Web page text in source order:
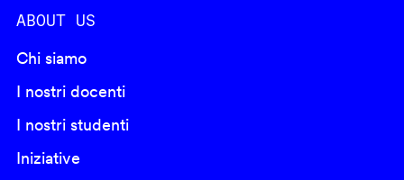
ABOUT US
Chi siamo
I nostri docenti
I nostri studenti
Iniziative